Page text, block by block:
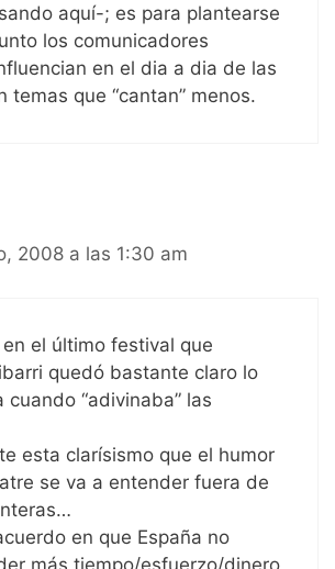
aquí-; es para plantearse
los comunicadores
en el dia a dia de las
temas que “cantan” menos.
2008 a las 1:30 am
el último festival que
quedó bastante claro lo
cuando “adivinaba” las
esta clarísismo que el humor
se va a entender fuera de
en que España no